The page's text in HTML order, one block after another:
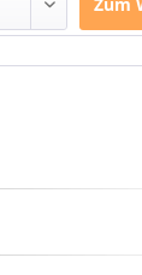
Zum